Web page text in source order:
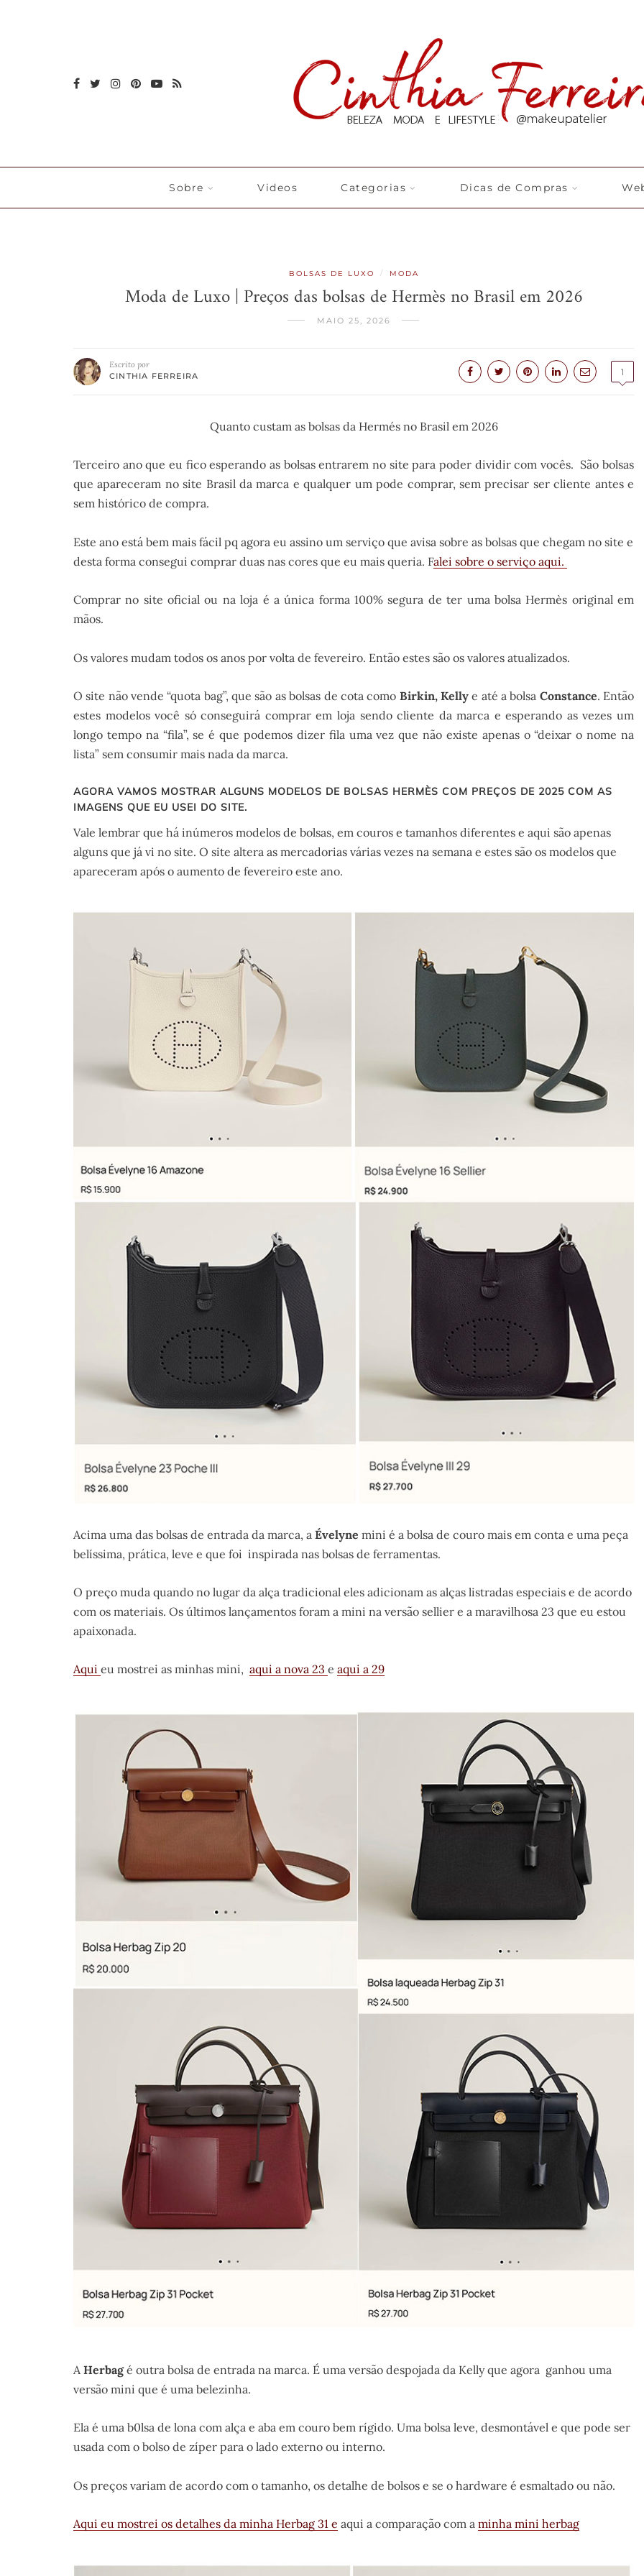
Sobre Videos Categorias Dicas de Compras
BOLSAS DE LUXO / MODA
Moda de Luxo | Preços das bolsas de Hermès no Brasil em 2026
MAIO 25, 2026
Escrito por
CINTHIA FERREIRA
1
Quanto custam as bolsas da Hermés no Brasil em 2026
Terceiro ano que eu fico esperando as bolsas entrarem no site para poder dividir com vocês. São bolsas
que apareceram no site Brasil da marca e qualquer um pode comprar, sem precisar ser cliente antes e
sem histórico de compra.
Este ano está bem mais fácil pq agora eu assino um serviço que avisa sobre as bolsas que chegam no site e
desta forma consegui comprar duas nas cores que eu mais queria. Falei sobre o serviço aqui.
Comprar no site oficial ou na loja é a única forma 100% segura de ter uma bolsa Hermès original em
mãos.
Os valores mudam todos os anos por volta de fevereiro. Então estes são os valores atualizados.
O site não vende “quota bag”, que são as bolsas de cota como Birkin, Kellye até a bolsa Constance. Então
estes modelos você só conseguirá comprar em loja sendo cliente da marca e esperando as vezes um
longo tempo na “fila”, se é que podemos dizer fila uma vez que não existe apenas o “deixar o nome na
lista” sem consumir mais nada da marca.
AGORA VAMOS MOSTRAR ALGUNS MODELOS DE BOLSAS HERMÈS COM PREÇOS DE 2025 COM AS
IMAGENS QUE EU USEI DO SITE.
Vale lembrar que há inúmeros modelos de bolsas, em couros e tamanhos diferentes e aqui são apenas
alguns que já vi no site. O site altera as mercadorias várias vezes na semana e estes são os modelos que
apareceram após o aumento de fevereiro este ano.
Acima uma das bolsas de entrada da marca, a Évelyne mini é a bolsa de couro mais em conta e uma peça
belíssima, prática, leve e que foi inspirada nas bolsas de ferramentas.
O preço muda quando no lugar da alça tradicional eles adicionam as alças listradas especiais e de acordo
com os materiais. Os últimos lançamentos foram a mini na versão sellier e a maravilhosa 23 que eu estou
apaixonada.
Aqui eu mostrei as minhas mini, aqui a nova 23 e aqui a 29
A Herbagé outra bolsa de entrada na marca. É uma versão despojada da Kelly que agora ganhou uma
versão mini que é uma belezinha.
Ela é uma b0lsa de lona com alça e aba em couro bem rígido. Uma bolsa leve, desmontável e que pode ser
usada com o bolso de zíper para o lado externo ou interno.
Os preços variam de acordo com o tamanho, os detalhe de bolsos e se o hardware é esmaltado ou não.
Aqui eu mostrei os detalhes da minha Herbag 31 e aqui a comparação com a minha mini herbag